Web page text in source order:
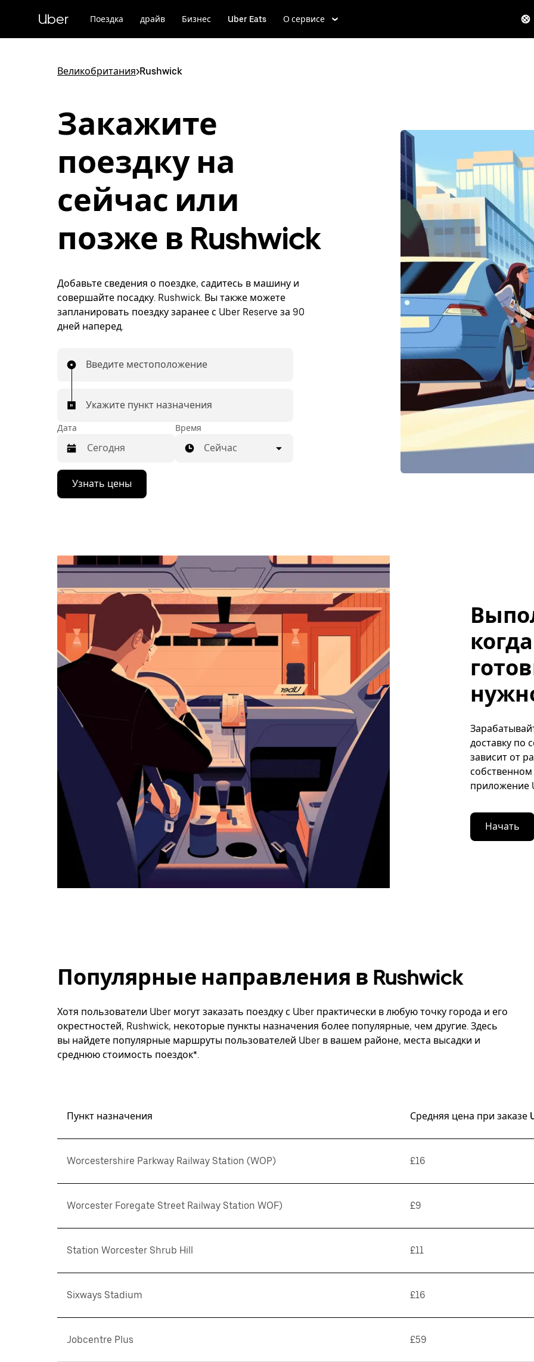
к
Uber Поездка драйв Бизнес Uber Eats О сервисе
Великобритания>Rushwick
Закажите
поездку на
сейчас или
позже в Rushwick
Добавьте сведения о поездке, садитесь в машину и
совершайте посадку. Rushwick. Вы также можете
запланировать поездку заранее с Uber Reserve за 90
дней наперед.
Введите местоположение
Укажите пункт назначения
Дата
Нажмите
стрелку
вниз,
выбрать
дату.
закрыть
календарь,
нажмите
Esc.
Время
Сейчас
Узнать цены
доставку по
зависит от
приложение
Начать
Популярные направления в Rushwick
Хотя пользователи Uber могут заказать поездку с Uber практически в любую точку города и его
окрестностей, Rushwick, некоторые пункты назначения более популярные, чем другие. Здесь
вы найдете популярные маршруты пользователей Uber в вашем районе, места высадки и
среднюю стоимость поездок*.
Пункт назначения Средняя цена при заказе
Worcestershire Parkway Railway Station (WOP) £16
Worcester Foregate Street Railway Station WOF) £9
Station Worcester Shrub Hill £11
Sixways Stadium £16
Jobcentre Plus £59